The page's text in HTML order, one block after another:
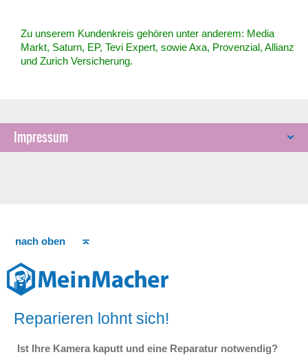
Zu unserem Kundenkreis gehören unter anderem: Media
Markt, Saturn, EP, Tevi Expert, sowie Axa, Provenzial, Allianz
und Zurich Versicherung.
Impressum
nach oben
Reparieren lohnt sich!
Ist Ihre Kamera kaputt und eine Reparatur notwendig?